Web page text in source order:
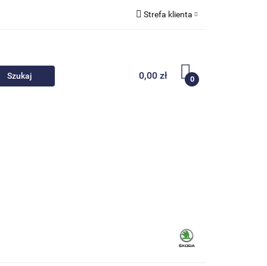
Strefa klienta
Zarejestruj się
Dodaj zgłoszenie
0,00 zł 0